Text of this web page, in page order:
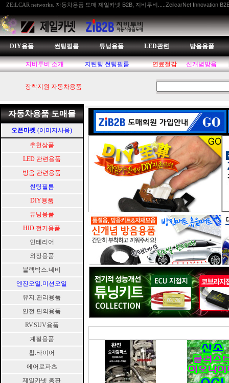
ZEiLCAR networks. 자동차용품 도매 제일카넷 B2B, 지비투비.....ZeilcarNet Innovation
DIY용품 썬팅필름 튜닝용품 LED관련 방음용품
지비투비 소개 지틴팅.썬팅필름 연료절감 신개념방음
장착지원 자동차용품
자동차용품 도매몰
오픈마켓 (이미지사용)
추천상품
LED 관련용품
방음 관련용품
썬팅필름
DIY용품
튜닝용품
HID.전기용품
인테리어
외장용품
블랙박스.네비
엔진오일.미션오일
유지.관리용품
안전.편의용품
RV.SUV용품
계절용품
휠.타이어
에어로파츠
제일카넷 총판